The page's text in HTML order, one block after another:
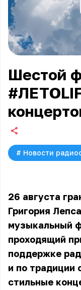
Шестой
# Новости
26 августа
Григория
музыкальный
проходящий
поддержке
и по
стильные